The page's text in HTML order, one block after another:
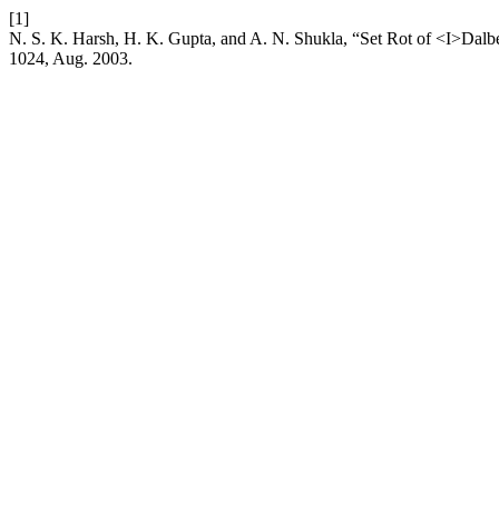
[1]
N. S. K. Harsh, H. K. Gupta, and A. N. Shukla, “Set Rot of
1024, Aug. 2003.